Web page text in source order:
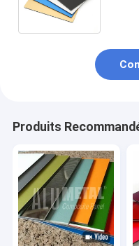
Produits